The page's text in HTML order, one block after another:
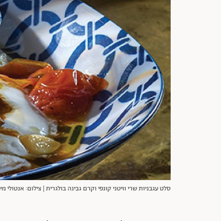
סלט עגבניות שרי וויטני קונפי וקרם גבינה בולגרית | צילום: אנטולי